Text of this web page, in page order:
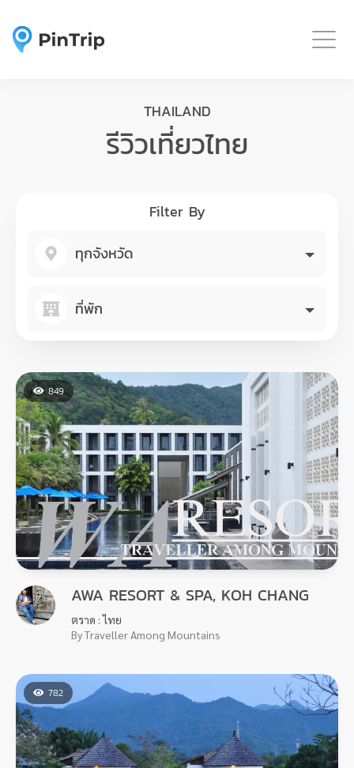
THAILAND
รีวิวเที่ยวไทย
Filter By
ทุกจังหวัด
ที่พัก
849
AWA RESORT & SPA, KOH CHANG
ตราด : ไทย
By Traveller Among Mountains
782